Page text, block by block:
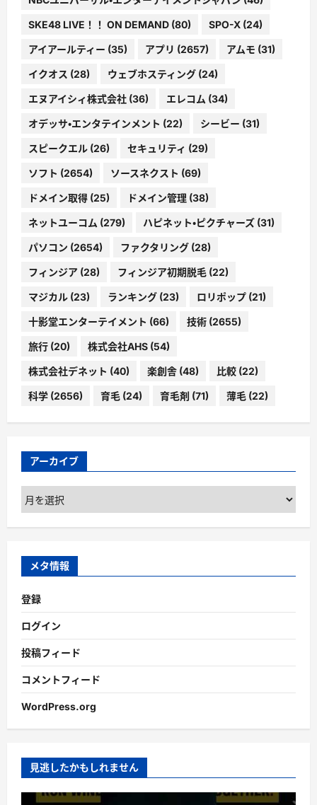
SKE48 LIVE！！ ON DEMAND (80) SPO-X (24)
アイアールティー (35) アプリ (2657) アムモ (31)
イクオス (28) ウェブホスティング (24)
エヌアイシィ株式会社 (36) エレコム (34)
オデッサ・エンタテインメント (22) シービー (31)
スピークエル (26) セキュリティ (29)
ソフト (2654) ソースネクスト (69)
ドメイン取得 (25) ドメイン管理 (38)
ネットユーコム (279) ハピネット・ピクチャーズ (31)
パソコン (2654) ファクタリング (28)
フィンジア (28) フィンジア初期脱毛 (22)
マジカル (23) ランキング (23) ロリポップ (21)
十影堂エンターテイメント (66) 技術 (2655)
旅行 (20) 株式会社AHS (54)
株式会社デネット (40) 楽創舎 (48) 比較 (22)
科学 (2656) 育毛 (24) 育毛剤 (71) 薄毛 (22)
アーカイブ
ア
ー
カ
ブ
メタ情報
登録
ログイン
投稿フィード
コメントフィード
WordPress.org
見逃したかもしれません